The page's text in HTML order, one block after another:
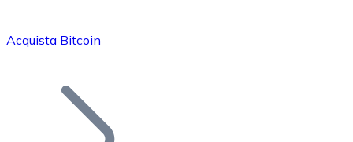
Bitcoin
Acquista Bitcoin